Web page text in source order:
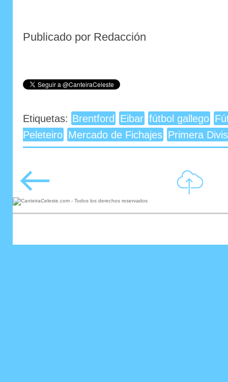
Publicado por Redacción
Etiquetas: Brentford Eibar fútbol gallego
Peleteiro Mercado de Fichajes Primera